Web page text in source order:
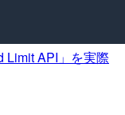
Limit API」を実際